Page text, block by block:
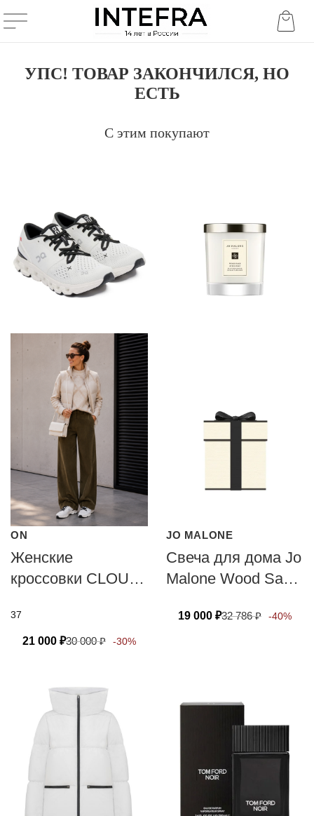
УПС! ТОВАР ЗАКОНЧИЛСЯ, НО
ЕСТЬ
С этим покупают
ON
Женские
кроссовки CLOUD
37
21 000 ₽30 000₽ -30%
JO MALONE
Свеча для дома Jo
Malone Wood Sage
19 000 ₽32 786₽ -40%